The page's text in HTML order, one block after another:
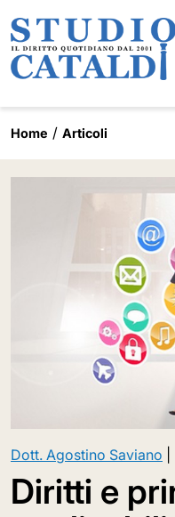
Home Articoli
Dott. Agostino Saviano
Diritti e